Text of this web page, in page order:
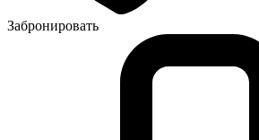
Забронировать